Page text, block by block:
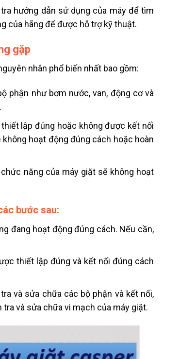
hướng dẫn sử dụng của máy để tìm
của hãng để được hỗ trợ kỹ thuật.
gặp
nhân phổ biến nhất bao gồm:
phận như bơm nước, van, động cơ và
lập đúng hoặc không được kết nối
hoạt động đúng cách hoặc hoàn
năng của máy giặt sẽ không hoạt
bước sau:
đang hoạt động đúng cách. Nếu cần,
thiết lập đúng và kết nối đúng cách
và sửa chữa các bộ phận và kết nối,
và sửa chữa vi mạch của máy giặt.